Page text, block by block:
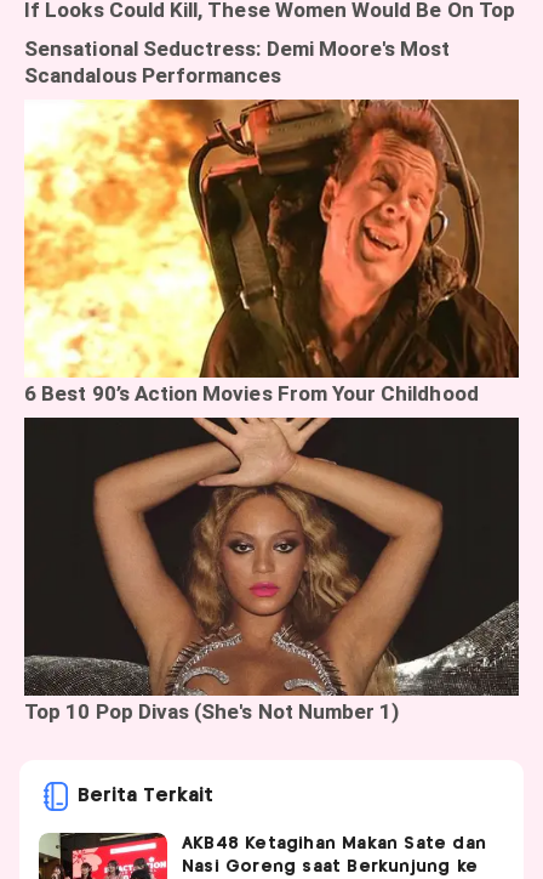
Berita Terkait
AKB48 Ketagihan Makan Sate dan
Nasi Goreng saat Berkunjung ke